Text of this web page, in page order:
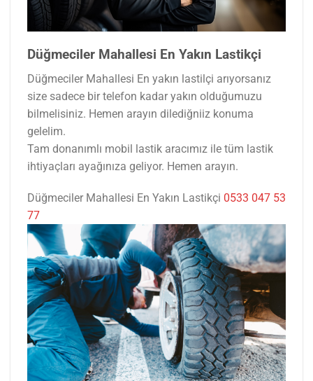
Düğmeciler Mahallesi En Yakın Lastikçi
Düğmeciler Mahallesi En yakın lastilçi arıyorsanız
size sadece bir telefon kadar yakın olduğumuzu
bilmelisiniz. Hemen arayın dilediğniiz konuma
gelelim.
Tam donanımlı mobil lastik aracımız ile tüm lastik
ihtiyaçları ayağınıza geliyor. Hemen arayın.
Düğmeciler Mahallesi En Yakın Lastikçi 0533 047 53
77